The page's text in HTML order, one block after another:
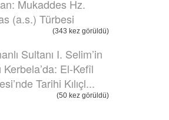
Mukaddes Hz.
(a.s.) Türbesi
(343 kez görüldü)
Sultanı I. Selim’in
Kerbela’da: El-Kefîl
Tarihi Kılıçl...
(50 kez görüldü)